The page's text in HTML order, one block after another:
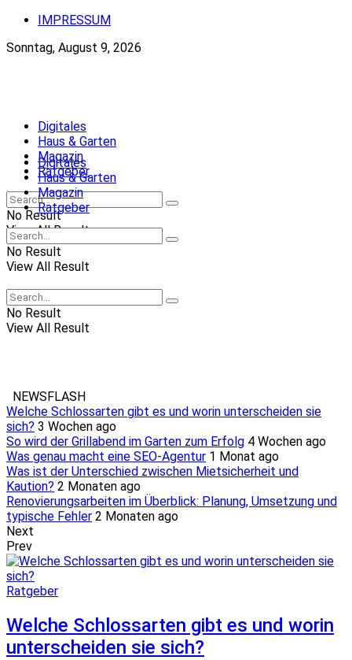
IMPRESSUM
Sonntag, August 9, 2026
Digitales
Haus & Garten
Magazin
Ratgeber
No Result
View All Result
Digitales
Haus & Garten
Magazin
Ratgeber
No Result
View All Result
No Result
View All Result
NEWSFLASH
Welche Schlossarten gibt es und worin unterscheiden sie
sich? 3 Wochen ago
So wird der Grillabend im Garten zum Erfolg 4 Wochen ago
Was genau macht eine SEO-Agentur 1 Monat ago
Was ist der Unterschied zwischen Mietsicherheit und
Kaution? 2 Monaten ago
Renovierungsarbeiten im Überblick: Planung, Umsetzung und
typische Fehler 2 Monaten ago
Next
Prev
Ratgeber
Welche Schlossarten gibt es und worin
unterscheiden sie sich?